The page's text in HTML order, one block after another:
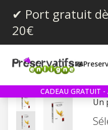
✔ Port gratuit
20€
CADEAU GRATUIT
Un